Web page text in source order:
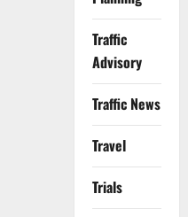
Traffic
Advisory
Traffic News
Travel
Trials